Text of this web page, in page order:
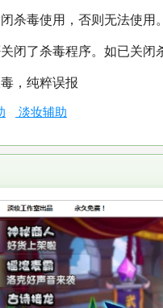
杀毒使用，否则无法使用
闭了杀毒程序。如已关闭
，纯粹误报
淡妆辅助